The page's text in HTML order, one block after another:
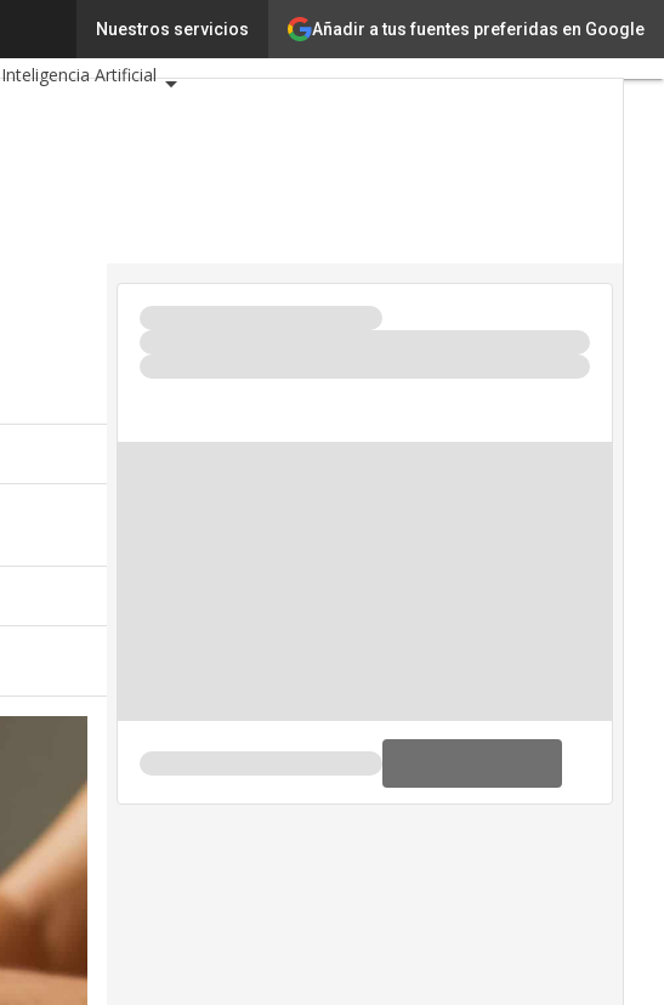
Añadir a tus fuentes preferidas en Google
Nuestros servicios
Innovación
Ciencia
Inteligencia Artificial